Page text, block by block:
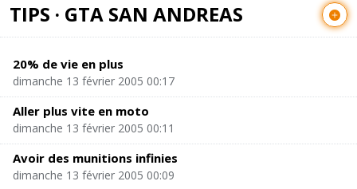
TIPS · GTA SAN ANDREAS
20% de vie en plus
dimanche 13 février 2005 00:17
Aller plus vite en moto
dimanche 13 février 2005 00:11
Avoir des munitions infinies
dimanche 13 février 2005 00:09